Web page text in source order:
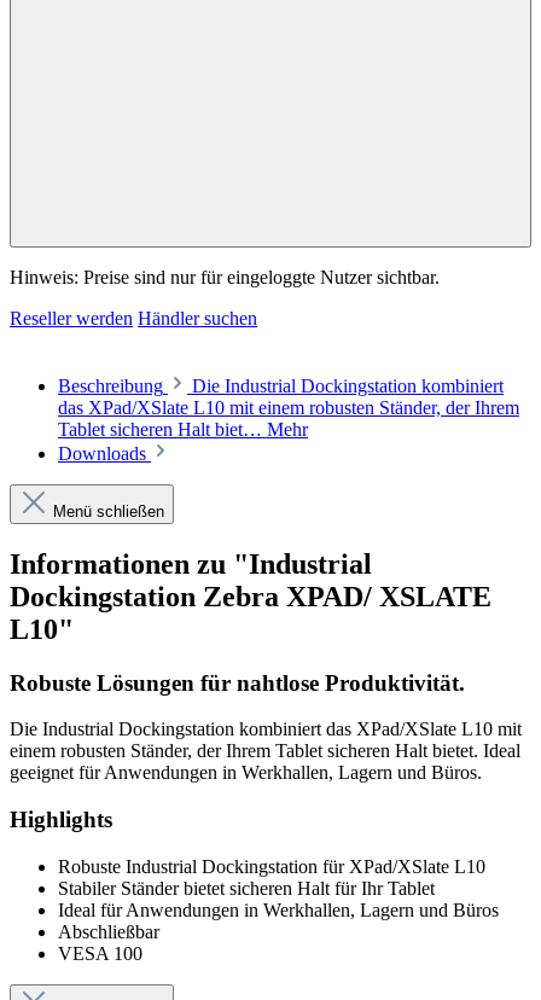
Hinweis: Preise sind nur für eingeloggte Nutzer sichtbar.
Reseller werden Händler suchen
Beschreibung
Die Industrial Dockingstation kombiniert
das XPad/XSlate L10 mit einem robusten Ständer, der Ihrem
Tablet sicheren Halt biet… Mehr
Downloads
Menü schließen
Informationen zu "Industrial
Dockingstation Zebra XPAD/ XSLATE
L10"
Robuste Lösungen für nahtlose Produktivität.
Die Industrial Dockingstation kombiniert das XPad/XSlate L10 mit
einem robusten Ständer, der Ihrem Tablet sicheren Halt bietet. Ideal
geeignet für Anwendungen in Werkhallen, Lagern und Büros.
Highlights
Robuste Industrial Dockingstation für XPad/XSlate L10
Stabiler Ständer bietet sicheren Halt für Ihr Tablet
Ideal für Anwendungen in Werkhallen, Lagern und Büros
Abschließbar
VESA 100